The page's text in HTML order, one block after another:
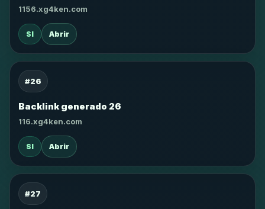
1156.xg4ken.com
SI Abrir
#26
Backlink generado 26
116.xg4ken.com
SI Abrir
#27